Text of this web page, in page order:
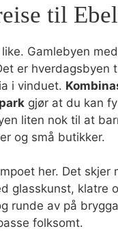
til
Gamlebyen
er
i vinduet.
gjør at du kan
liten nok til at
og små butikker.
her. Det skjer
glasskunst, klatre
runde av på
folksomt.